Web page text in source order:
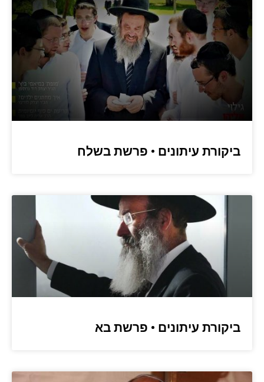
ביקורת עיתונים • פרשת בשלח
ביקורת עיתונים • פרשת בא